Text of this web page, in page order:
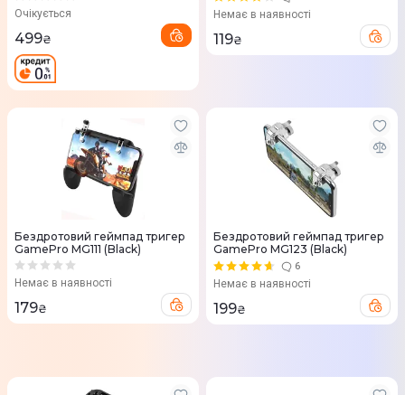
Очікується
499₴
Немає в наявності
119₴
Бездротовий геймпад тригер
GamePro MG111 (Black)
Немає в наявності
179₴
Бездротовий геймпад тригер
GamePro MG123 (Black)
6
Немає в наявності
199₴